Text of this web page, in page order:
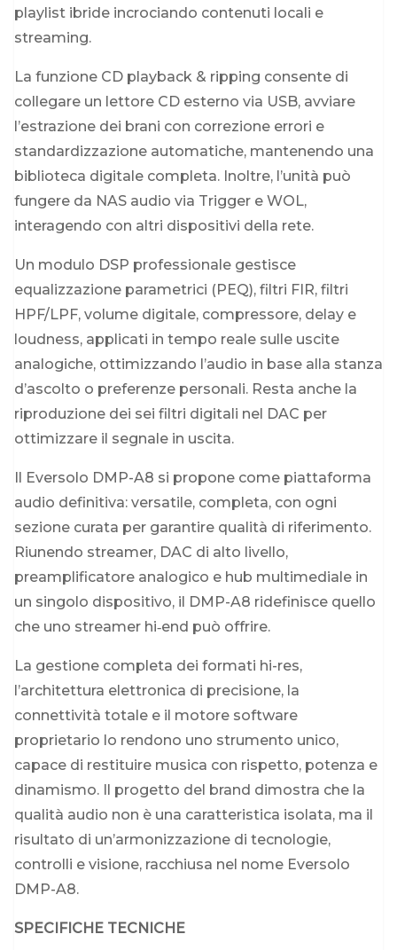
playlist ibride incrociando contenuti locali e
streaming.
La funzione CD playback & ripping consente di
collegare un lettore CD esterno via USB, avviare
l’estrazione dei brani con correzione errori e
standardizzazione automatiche, mantenendo una
biblioteca digitale completa. Inoltre, l’unità può
fungere da NAS audio via Trigger e WOL,
interagendo con altri dispositivi della rete.
Un modulo DSP professionale gestisce
equalizzazione parametrici (PEQ), filtri FIR, filtri
HPF/LPF, volume digitale, compressore, delay e
loudness, applicati in tempo reale sulle uscite
analogiche, ottimizzando l’audio in base alla stanza
d’ascolto o preferenze personali. Resta anche la
riproduzione dei sei filtri digitali nel DAC per
ottimizzare il segnale in uscita.
Il Eversolo DMP-A8 si propone come piattaforma
audio definitiva: versatile, completa, con ogni
sezione curata per garantire qualità di riferimento.
Riunendo streamer, DAC di alto livello,
preamplificatore analogico e hub multimediale in
un singolo dispositivo, il DMP-A8 ridefinisce quello
che uno streamer hi‑end può offrire.
La gestione completa dei formati hi-res,
l’architettura elettronica di precisione, la
connettività totale e il motore software
proprietario lo rendono uno strumento unico,
capace di restituire musica con rispetto, potenza e
dinamismo. Il progetto del brand dimostra che la
qualità audio non è una caratteristica isolata, ma il
risultato di un’armonizzazione di tecnologie,
controlli e visione, racchiusa nel nome Eversolo
DMP-A8.
SPECIFICHE TECNICHE